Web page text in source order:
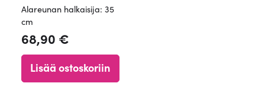
Alareunan halkaisija: 35
cm
68,90 €
Lisää ostoskoriin